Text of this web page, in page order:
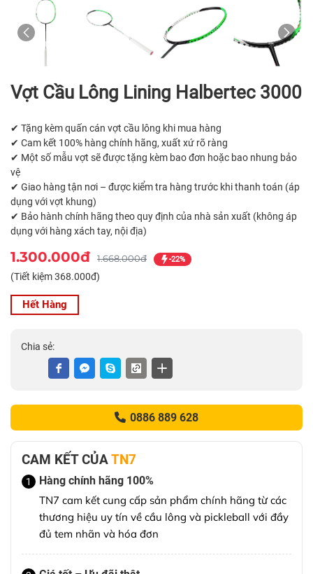
Vợt Cầu Lông Lining Halbertec 3000
✔ Tặng kèm quấn cán vợt cầu lông khi mua hàng
✔ Cam kết 100% hàng chính hãng, xuất xứ rõ ràng
✔ Một số mẫu vợt sẽ được tặng kèm bao đơn hoặc bao nhung bảo
vệ
✔ Giao hàng tận nơi – được kiểm tra hàng trước khi thanh toán (áp
dụng với vợt khung)
✔ Bảo hành chính hãng theo quy định của nhà sản xuất (không áp
dụng với hàng xách tay, nội địa)
1.300.000đ 1.668.000đ -22%
(Tiết kiệm 368.000đ)
Hết Hàng
Chia sẻ:
0886 889 628
CAM KẾT CỦATN7
1
Hàng chính hãng 100%
TN7 cam kết cung cấp sản phẩm chính hãng từ các
thương hiệu uy tín về cầu lông và pickleball với đầy
đủ tem nhãn và hóa đơn